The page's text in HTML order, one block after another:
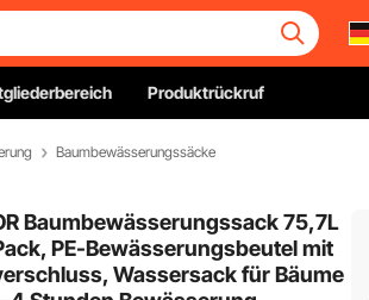
Produktrückruf
Baumbewässerungssäcke
Baumbewässerungssack 75,7L
PE-Bewässerungsbeutel mit
Wassersack für Bäume